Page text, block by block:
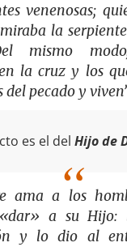
venenosas;
la
mismo
la cruz y los
del pecado y
es el del Hijo de
ama a los
a su
y lo dio al